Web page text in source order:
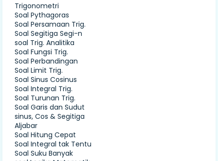
Trigonometri
Soal Pythagoras
Soal Persamaan Trig.
Soal Segitiga Segi-n
soal Trig. Analitika
Soal Fungsi Trig.
Soal Perbandingan
Soal Limit Trig.
Soal Sinus Cosinus
Soal Integral Trig.
Soal Turunan Trig.
Soal Garis dan Sudut
sinus, Cos & Segitiga
Aljabar
Soal Hitung Cepat
Soal Integral tak Tentu
Soal Suku Banyak